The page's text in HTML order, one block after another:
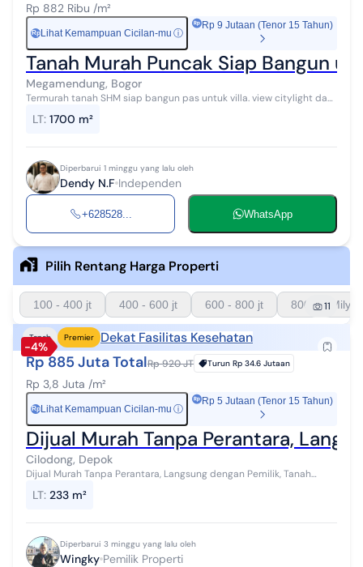
Rp 882 Ribu /m²
Rp Lihat Kemampuan Cicilan-mu ⓘ
Rp 9 Jutaan (Tenor 15 Tahun)
Tanah Murah Puncak Siap Bangun
Megamendung, Bogor
Termurah tanah SHM siap bangun pas untuk villa. view citylight dan
perantara...
LT: 1700 m²
Diperbarui 1 minggu yang lalu oleh
Dendy N.F Independen
+628528... WhatsApp
Pilih Rentang Harga Properti
100 - 400 jt 400 - 600 jt 600 - 800 jt 800 - 1 Milyar
11
-4%
Tanah Premier Dekat Fasilitas Kesehatan
Rp 885 Juta TotalRp 920 JT Turun Rp 34.6 Jutaan
Rp 3,8 Juta /m²
Rp Lihat Kemampuan Cicilan-mu ⓘ
Rp 5 Jutaan (Tenor 15 Tahun)
Dijual Murah Tanpa Perantara,
Cilodong, Depok
Dijual Murah Tanpa Perantara, Langsung dengan Pemilik, Tanah
sisi depan 10.8 m...
LT: 233 m²
Diperbarui 3 minggu yang lalu oleh
Wingky Pemilik Properti